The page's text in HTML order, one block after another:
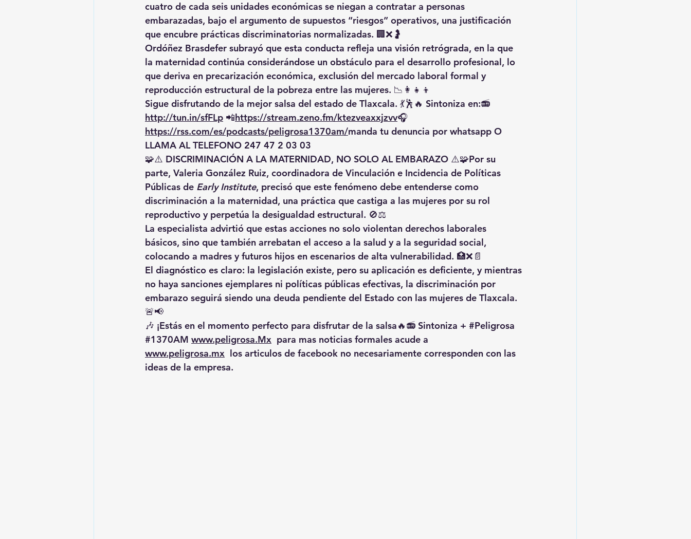
cuatro de cada seis unidades económicas se niegan a contratar a personas
embarazadas, bajo el argumento de supuestos “riesgos” operativos, una justificación
que encubre prácticas discriminatorias normalizadas. 🏢❌🤰
Ordóñez Brasdefer subrayó que esta conducta refleja una visión retrógrada, en la que
la maternidad continúa considerándose un obstáculo para el desarrollo profesional, lo
que deriva en precarización económica, exclusión del mercado laboral formal y
reproducción estructural de la pobreza entre las mujeres. 📉👩‍👧‍👦
Sigue disfrutando de la mejor salsa del estado de Tlaxcala. 💃🕺🔥 Sintoniza en:📻
http://tun.in/sfFLp 📲https://stream.zeno.fm/ktezveaxxjzvv🎧
https://rss.com/es/podcasts/peligrosa1370am/manda tu denuncia por whatsapp O
LLAMA AL TELEFONO 247 47 2 03 03
🧩⚠️ DISCRIMINACIÓN A LA MATERNIDAD, NO SOLO AL EMBARAZO ⚠️🧩Por su
parte, Valeria González Ruiz, coordinadora de Vinculación e Incidencia de Políticas
Públicas de Early Institute, precisó que este fenómeno debe entenderse como
discriminación a la maternidad, una práctica que castiga a las mujeres por su rol
reproductivo y perpetúa la desigualdad estructural. 🚫⚖️
La especialista advirtió que estas acciones no solo violentan derechos laborales
básicos, sino que también arrebatan el acceso a la salud y a la seguridad social,
colocando a madres y futuros hijos en escenarios de alta vulnerabilidad. 🏥❌📄
El diagnóstico es claro: la legislación existe, pero su aplicación es deficiente, y mientras
no haya sanciones ejemplares ni políticas públicas efectivas, la discriminación por
embarazo seguirá siendo una deuda pendiente del Estado con las mujeres de Tlaxcala.
🚨📢
🎶 ¡Estás en el momento perfecto para disfrutar de la salsa🔥📻 Sintoniza + #Peligrosa
#1370AM www.peligrosa.Mx para mas noticias formales acude a
www.peligrosa.mx los articulos de facebook no necesariamente corresponden con las
ideas de la empresa.